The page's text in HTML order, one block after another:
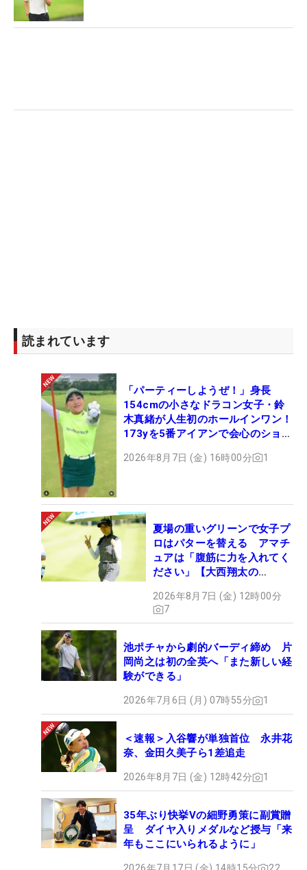
読まれています
「パーティーしようぜ！」身長
154cmの小さなドラコン女子・鈴
木真緒が人生初のホールインワン！
173yを5番アイアンで会心のショッ
2026年8月7日 (金) 16時00分 1
夏場の重いグリーンで女子プ
ロはパターを替える アマチ
ュアは「腹筋に力を入れてく
ださい」【大西翔太の
2026年8月7日 (金) 12時00分
7
池ポチャから劇的バーディ締め 片
岡尚之は初の全英へ「また新しい経
験ができる」
2026年7月6日 (月) 07時55分 1
＜速報＞入谷響が単独首位 永井花
奈、金田久美子ら1差追走
2026年8月7日 (金) 12時42分 1
35年ぶり快挙Vの細野勇策に副賞贈
呈 ダイヤ入りメダルなど授与「来
年もここにいられるように」